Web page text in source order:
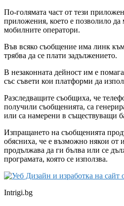
По-голямата част от тези
приложения, което е позволило да
мобилните оператори.
Във всяко съобщение има линк
трябва да се плати задължението.
В незаконната дейност им е
със съвети кои платформи да
Разследващите съобщиха, че
получили съобщенията, са
или са намерени в съществуващи
Изпращането на съобщенията
обясниха, че е възможно някои от
продължава да ги бълва или се
програмата, която се използва.
Intrigi.bg